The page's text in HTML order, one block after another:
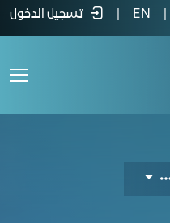
- غرفة جدة
EN تسجيل الدخول